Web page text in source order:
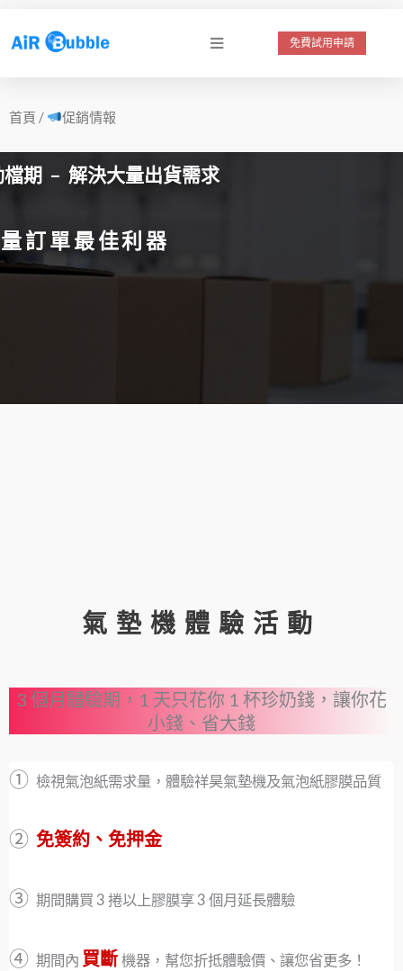
至
內
免費試用申請
首頁 / 促銷情報
檔期 – 解決大量出貨需求
訂單最佳利器
氣墊機體驗活動
3 個月體驗期，1 天只花你 1 杯珍奶錢，讓你花
小錢、省大錢
① 檢視氣泡紙需求量，體驗祥昊氣墊機及氣泡紙膠膜品質
② 免簽約、免押金
③ 期間購買 3 捲以上膠膜享 3 個月 延長體驗
④ 期間內 買斷 機器，幫您折抵體驗價、讓您省更多！